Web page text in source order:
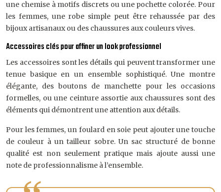
une chemise à motifs discrets ou une pochette colorée. Pour
les femmes, une robe simple peut être rehaussée par des
bijoux artisanaux ou des chaussures aux couleurs vives.
Accessoires clés pour affiner un look professionnel
Les accessoires sont les détails qui peuvent transformer une
tenue basique en un ensemble sophistiqué. Une montre
élégante, des boutons de manchette pour les occasions
formelles, ou une ceinture assortie aux chaussures sont des
éléments qui démontrent une attention aux détails.
Pour les femmes, un foulard en soie peut ajouter une touche
de couleur à un tailleur sobre. Un sac structuré de bonne
qualité est non seulement pratique mais ajoute aussi une
note de professionnalisme à l’ensemble.